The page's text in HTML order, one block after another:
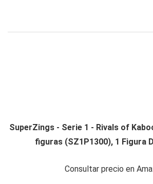
SuperZings - Serie 1 - Rivals of
figuras (SZ1P1300), 1 Figura
Consultar precio en